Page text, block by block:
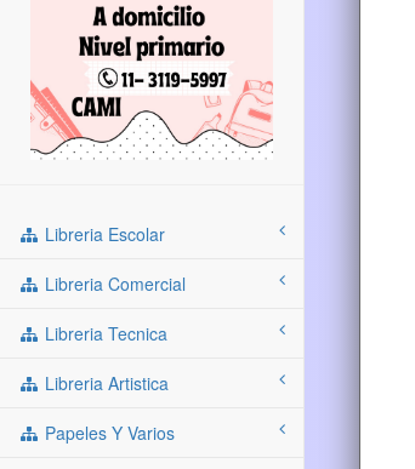
Libreria Escolar
Libreria Comercial
Libreria Tecnica
Libreria Artistica
Papeles Y Varios